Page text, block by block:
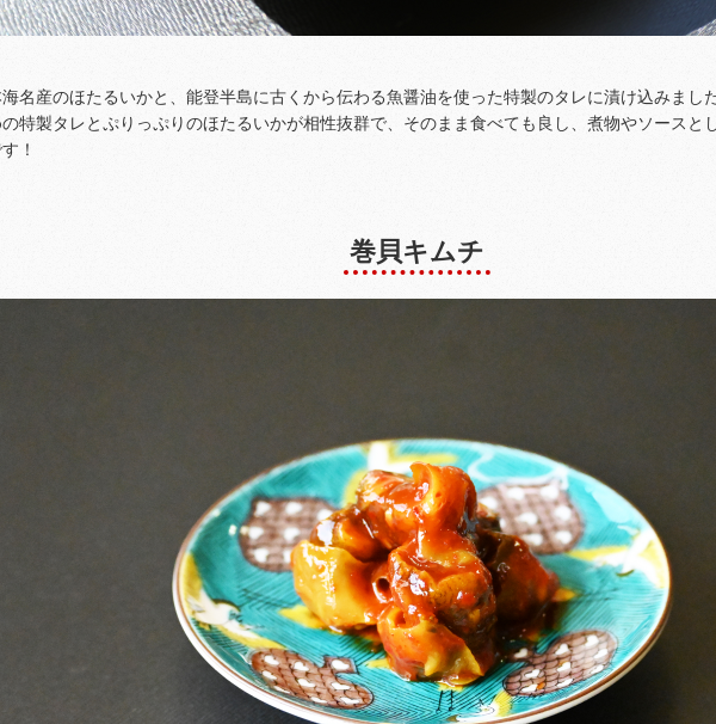
名産のほたるいかと、能登半島に古くから伝わる魚醤油を使った特製のタレに漬け込みました
特製タレとぷりっぷりのほたるいかが相性抜群で、そのまま食べても良し、煮物やソースと
！
巻貝キムチ